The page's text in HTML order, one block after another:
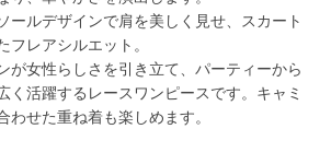
ールデザインで肩を美しく見せ、スカート
フレアシルエット。
が女性らしさを引き立て、パーティーから
く活躍するレースワンピースです。キャミ
わせた重ね着も楽しめます。